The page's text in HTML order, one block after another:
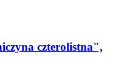
czterolistna",